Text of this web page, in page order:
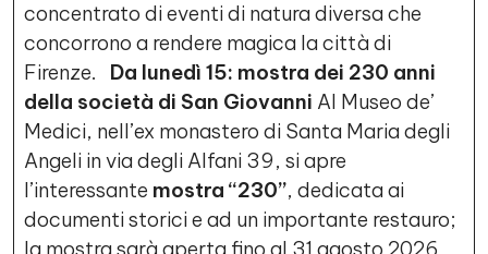
concentrato di eventi di natura diversa che
concorrono a rendere magica la città di
Firenze. Da lunedì 15: mostra dei 230 anni
della società di San Giovanni Al Museo de’
Medici, nell’ex monastero di Santa Maria degli
Angeli in via degli Alfani 39, si apre
l’interessante mostra “230”, dedicata ai
documenti storici e ad un importante restauro;